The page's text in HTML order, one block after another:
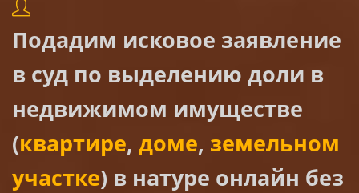
Подадим исковое заявление
в суд по выделению доли в
недвижимом имуществе
(квартире, доме, земельном
участке) в натуре онлайн без